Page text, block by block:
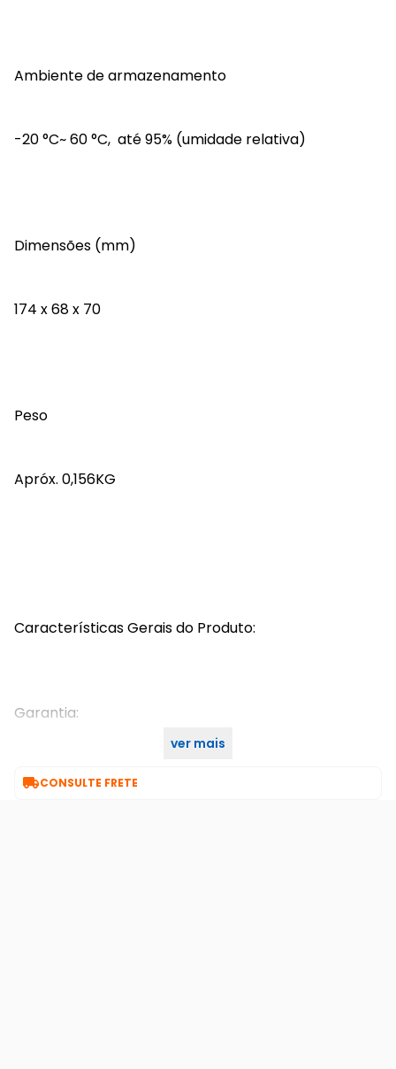
Ambiente de armazenamento
-20 °C~ 60 °C, até 95% (umidade relativa)
Dimensões (mm)
174 x 68 x 70
Peso
Apróx. 0,156KG
Características Gerais do Produto:
Garantia:
ver mais
CONSULTE FRETE